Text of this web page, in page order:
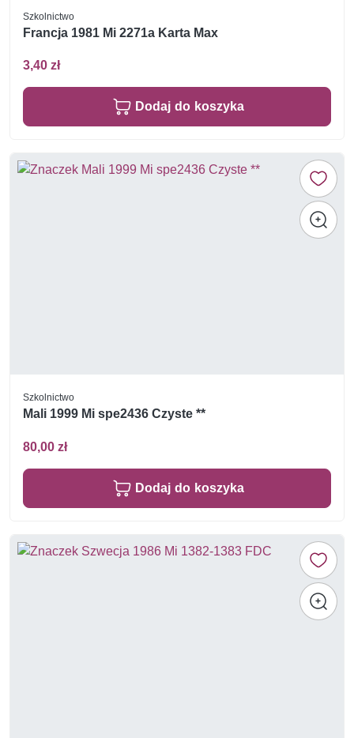
Szkolnictwo
Francja 1981 Mi 2271a Karta Max
3,40 zł
Dodaj do koszyka
Szkolnictwo
Mali 1999 Mi spe2436 Czyste **
80,00 zł
Dodaj do koszyka